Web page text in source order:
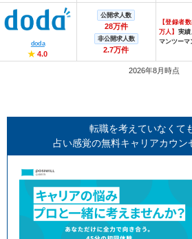
doda
★ 4.0
公開求人数
28万件
非公開求人数
2.7万件
【登録者
万人】 実績
マンツーマ
2026年8月時点
転職を考えていなくて
占い感覚の無料キャリアカウン